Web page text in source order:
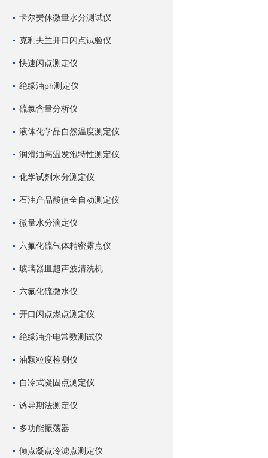
卡尔费休微量水分测试仪
克利夫兰开口闪点试验仪
快速闪点测定仪
绝缘油ph测定仪
硫氯含量分析仪
液体化学品自然温度测定仪
润滑油高温发泡特性测定仪
化学试剂水分测定仪
石油产品酸值全自动测定仪
微量水分滴定仪
六氟化硫气体精密露点仪
玻璃器皿超声波清洗机
六氟化硫微水仪
开口闪点燃点测定仪
绝缘油介电常数测试仪
油颗粒度检测仪
自冷式凝固点测定仪
诱导期法测定仪
多功能振荡器
倾点凝点冷滤点测定仪